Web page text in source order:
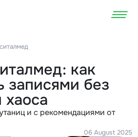
как
записями без
хаоса
и с рекомендациями от
06 August 2025